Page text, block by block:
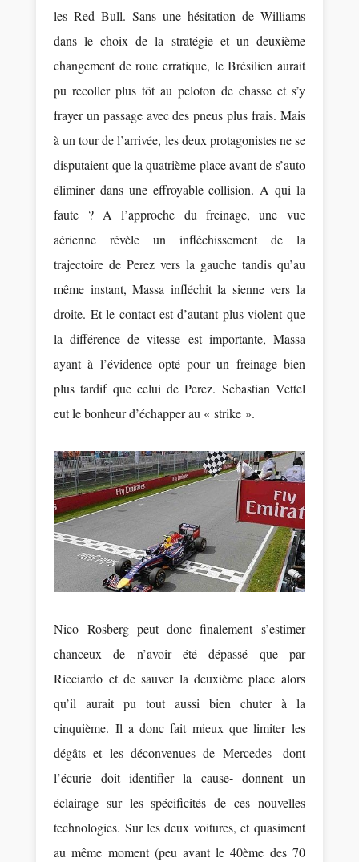
les Red Bull. Sans une hésitation de Williams
dans le choix de la stratégie et un deuxième
changement de roue erratique, le Brésilien aurait
pu recoller plus tôt au peloton de chasse et s’y
frayer un passage avec des pneus plus frais. Mais
à un tour de l’arrivée, les deux protagonistes ne se
disputaient que la quatrième place avant de s’auto
éliminer dans une effroyable collision. A qui la
faute ? A l’approche du freinage, une vue
aérienne révèle un infléchissement de la
trajectoire de Perez vers la gauche tandis qu’au
même instant, Massa infléchit la sienne vers la
droite. Et le contact est d’autant plus violent que
la différence de vitesse est importante, Massa
ayant à l’évidence opté pour un freinage bien
plus tardif que celui de Perez. Sebastian Vettel
eut le bonheur d’échapper au « strike ».
Nico Rosberg peut donc finalement s’estimer
chanceux de n’avoir été dépassé que par
Ricciardo et de sauver la deuxième place alors
qu’il aurait pu tout aussi bien chuter à la
cinquième. Il a donc fait mieux que limiter les
dégâts et les déconvenues de Mercedes -dont
l’écurie doit identifier la cause- donnent un
éclairage sur les spécificités de ces nouvelles
technologies. Sur les deux voitures, et quasiment
au même moment (peu avant le 40ème des 70